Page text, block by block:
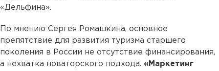
«Дельфина».
По мнению Сергея Ромашкина, основное
препятствие для развития туризма старшего
поколения в России не отсутствие финансирования,
а нехватка новаторского подхода. «Маркетинг